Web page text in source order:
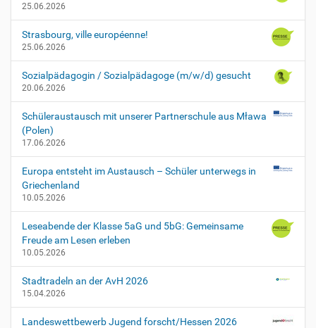
25.06.2026
Strasbourg, ville européenne!
25.06.2026
Sozialpädagogin / Sozialpädagoge (m/w/d) gesucht
20.06.2026
Schüleraustausch mit unserer Partnerschule aus Mława
(Polen)
17.06.2026
Europa entsteht im Austausch – Schüler unterwegs in
Griechenland
10.05.2026
Leseabende der Klasse 5aG und 5bG: Gemeinsame
Freude am Lesen erleben
10.05.2026
Stadtradeln an der AvH 2026
15.04.2026
Landeswettbewerb Jugend forscht/Hessen 2026